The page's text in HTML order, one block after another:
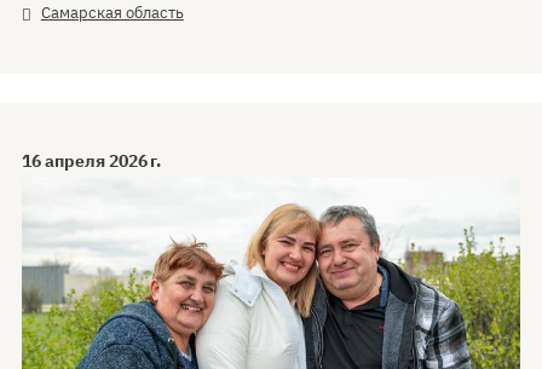
Самарская область
16 апреля 2026 г.